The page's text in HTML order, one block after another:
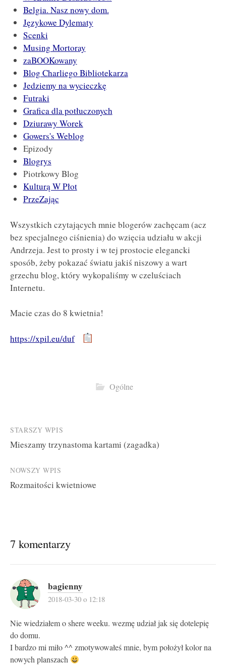
Belgia. Nasz nowy dom.
Językowe Dylematy
Scenki
Musing Mortoray
zaBOOKowany
Blog Charliego Bibliotekarza
Jedziemy na wycieczkę
Futraki
Grafica dla potłuczonych
Dziurawy Worek
Gowers's Weblog
Epizody
Blogrys
Piotrkowy Blog
Kulturą W Płot
PrzeZając
Wszystkich czytających mnie blogerów zachęcam (acz
bez specjalnego ciśnienia) do wzięcia udziału w akcji
Andrzeja. Jest to prosty i w tej prostocie elegancki
sposób, żeby pokazać światu jakiś niszowy a wart
grzechu blog, który wykopaliśmy w czeluściach
Internetu.
Macie czas do 8 kwietnia!
https://xpil.eu/duf
Ogólne
Post
navigation
STARSZY WPIS
Mieszamy trzynastoma kartami (zagadka)
NOWSZY WPIS
Rozmaitości kwietniowe
7 komentarzy
bagienny
2018-03-30 o 12:18
Nie wiedziałem o shere weeku. wezmę udział jak się dotelepię
do domu.
I bardzo mi miło ^^ zmotywowałeś mnie, bym położył kolor na
nowych planszach